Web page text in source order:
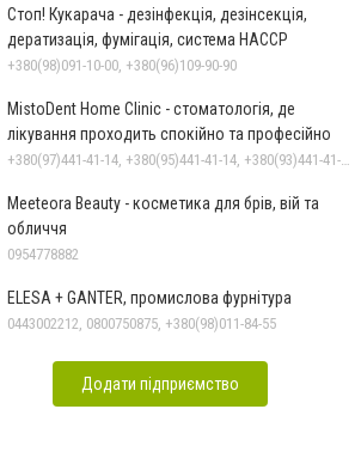
Стоп! Кукарача - дезінфекція, дезінсекція,
дератизація, фумігація, система HACCP
+380(98)091-10-00, +380(96)109-90-90
MistoDent Home Clinic - стоматологія, де
лікування проходить спокійно та професійно
+380(97)441-41-14, +380(95)441-41-14, +380(93)441-41-14
Meeteora Beauty - косметика для брів, вій та
обличчя
0954778882
ELESA + GANTER, промислова фурнітура
0443002212, 0800750875, +380(98)011-84-55
Додати підприємство